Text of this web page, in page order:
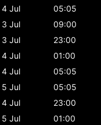
4 Jul
05:05
3 Jul
09:00
3 Jul
23:00
4 Jul
01:00
4 Jul
05:05
5 Jul
05:05
4 Jul
23:00
5 Jul
01:00